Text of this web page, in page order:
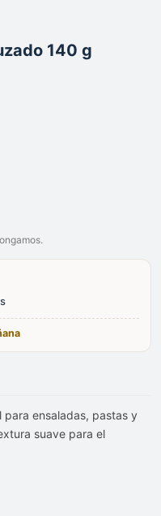
140 g
ensaladas, pastas y
suave para el